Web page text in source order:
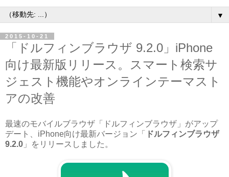
▼
2015-10-21
「ドルフィンブラウザ 9.2.0」iPhone
向け最新版リリース。スマート検索サ
ジェスト機能やオンラインテーマスト
アの改善
最速のモバイルブラウザ「ドルフィンブラウザ」がアップ
デート、iPhone向け最新バージョン「
ドルフィンブラウザ
9.2.0 」をリリースしました。